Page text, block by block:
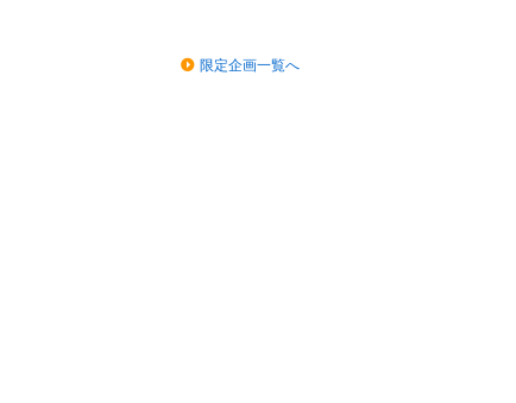
限定企画一覧へ